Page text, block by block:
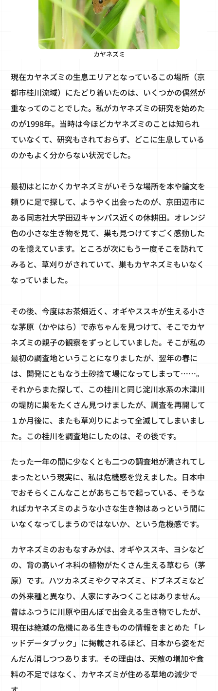
カヤネズミ
現在カヤネズミの生息エリアとなっているこの場所（京
都市桂川流域）にたどり着いたのは、いくつかの偶然が
重なってのことでした。私がカヤネズミの研究を始めた
のが1998年。当時は今ほどカヤネズミのことは知られ
ていなくて、研究もされておらず、どこに生息している
のかもよく分からない状況でした。
最初はとにかくカヤネズミがいそうな場所を本や論文を
頼りに足で探して、ようやく出会ったのが、京田辺市に
ある同志社大学田辺キャンパス近くの休耕田。オレンジ
色の小さな生き物を見て、巣も見つけてすごく感動した
のを憶えています。ところが次にもう一度そこを訪れて
みると、草刈りがされていて、巣もカヤネズミもいなく
なっていました。
その後、今度はお茶畑近く、オギやススキが生える小さ
な茅原（かやはら）で赤ちゃんを見つけて、そこでカヤ
ネズミの親子の観察をずっとしていました。そこが私の
最初の調査地ということになりましたが、翌年の春に
は、開発にともなう土砂捨て場になってしまって……。
それからまた探して、この桂川と同じ淀川水系の木津川
の堤防に巣をたくさん見つけましたが、調査を再開して
１か月後に、またも草刈りによって全滅してしまいまし
た。この桂川を調査地にしたのは、その後です。
たった一年の間に少なくとも二つの調査地が潰されてし
まったという現実に、私は危機感を覚えました。日本中
でおそらくこんなことがあちこちで起っている、そうな
ればカヤネズミのような小さな生き物はあっという間に
いなくなってしまうのではないか、という危機感です。
カヤネズミのおもなすみかは、オギやススキ、ヨシなど
の、背の高いイネ科の植物がたくさん生える草むら（茅
原）です。ハツカネズミやクマネズミ、ドブネズミなど
の外来種と異なり、人家にすみつくことはありません。
昔はふつうに川原や田んぼで出会える生き物でしたが、
現在は絶滅の危機にある生きものの情報をまとめた「レ
ッドデータブック」に掲載されるほど、日本から姿をだ
んだん消しつつあります。その理由は、天敵の増加や食
料の不足ではなく、カヤネズミが住める草地の減少で